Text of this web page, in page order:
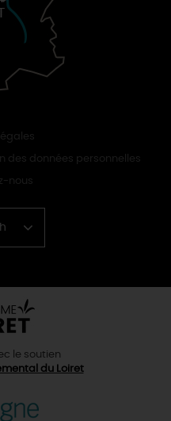
des données personnelles
nous
le soutien
du Loiret